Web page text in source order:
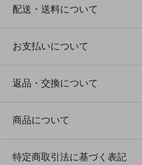
配送・送料について
お支払いについて
返品・交換について
商品について
特定商取引法に基づく表記